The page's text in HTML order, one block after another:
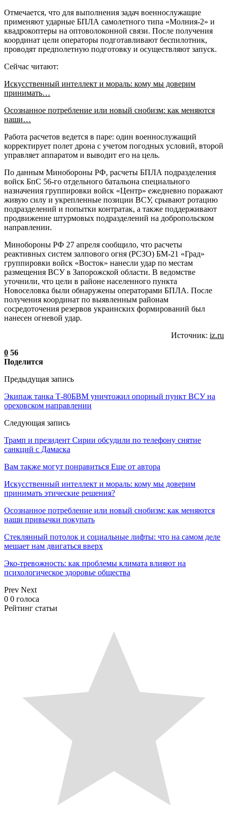
Отмечается, что для выполнения задач военнослужащие
применяют ударные БПЛА самолетного типа «Молния-2» и
квадрокоптеры на оптоволоконной связи. После получения
координат цели операторы подготавливают беспилотник,
проводят предполетную подготовку и осуществляют запуск.
Сейчас читают:
Искусственный интеллект и мораль: кому мы доверим
принимать…
Осознанное потребление или новый снобизм: как меняются
наши…
Работа расчетов ведется в паре: один военнослужащий
корректирует полет дрона с учетом погодных условий, второй
управляет аппаратом и выводит его на цель.
По данным Минобороны РФ, расчеты БПЛА подразделения
войск БпС 56-го отдельного батальона специального
назначения группировки войск «Центр» ежедневно поражают
живую силу и укрепленные позиции ВСУ, срывают ротацию
подразделений и попытки контратак, а также поддерживают
продвижение штурмовых подразделений на добропольском
направлении.
Минобороны РФ 27 апреля сообщило, что расчеты
реактивных систем залпового огня (РСЗО) БМ-21 «Град»
группировки войск «Восток» нанесли удар по местам
размещения ВСУ в Запорожской области. В ведомстве
уточнили, что цели в районе населенного пункта
Новоселовка были обнаружены операторами БПЛА. После
получения координат по выявленным районам
сосредоточения резервов украинских формирований был
нанесен огневой удар.
Источник: iz.ru
0 56
Поделится
Предыдущая запись
Экипаж танка Т-80БВМ уничтожил опорный пункт ВСУ на
ореховском направлении
Следующая запись
Трамп и президент Сирии обсудили по телефону снятие
санкций с Дамаска
Вам также могут понравиться Еще от автора
Искусственный интеллект и мораль: кому мы доверим
принимать этические решения?
Осознанное потребление или новый снобизм: как меняются
наши привычки покупать
Стеклянный потолок и социальные лифты: что на самом деле
мешает нам двигаться вверх
Эко-тревожность: как проблемы климата влияют на
психологическое здоровье общества
Prev Next
0 0 голоса
Рейтинг статьи